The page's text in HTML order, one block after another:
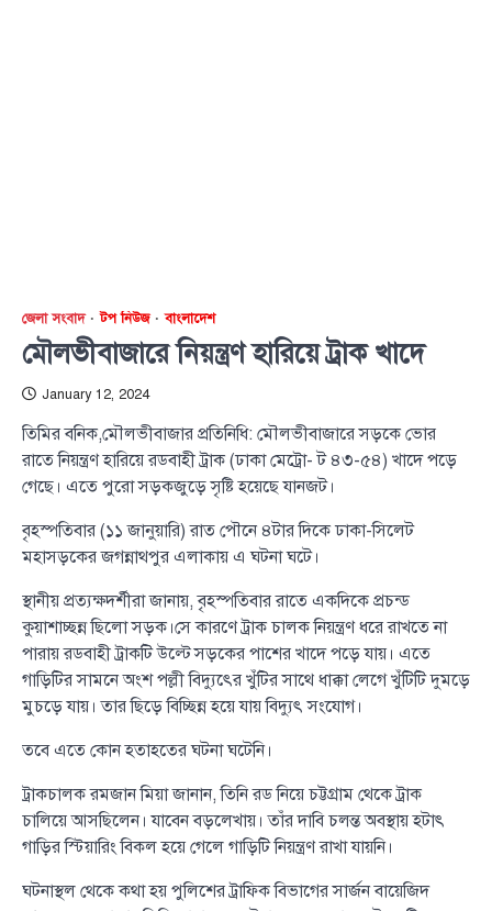
জেলা সংবাদ টপ নিউজ বাংলাদেশ
মৌলভীবাজারে নিয়ন্ত্রণ হারিয়ে ট্রাক খাদে
January 12, 2024
তিমির বনিক,মৌলভীবাজার প্রতিনিধি: মৌলভীবাজারে সড়কে ভোর
রাতে নিয়ন্ত্রণ হারিয়ে রডবাহী ট্রাক (ঢাকা মেট্রো- ট ৪৩-৫৪) খাদে পড়ে
গেছে। এতে পুরো সড়কজুড়ে সৃষ্টি হয়েছে যানজট।
বৃহস্পতিবার (১১ জানুয়ারি) রাত পৌনে ৪টার দিকে ঢাকা-সিলেট
মহাসড়কের জগন্নাথপুর এলাকায় এ ঘটনা ঘটে।
স্থানীয় প্রত্যক্ষদর্শীরা জানায়, বৃহস্পতিবার রাতে একদিকে প্রচন্ড
কুয়াশাচ্ছন্ন ছিলো সড়ক।সে কারণে ট্রাক চালক নিয়ন্ত্রণ ধরে রাখতে না
পারায় রডবাহী ট্রাকটি উল্টে সড়কের পাশের খাদে পড়ে যায়। এতে
গাড়িটির সামনে অংশ পল্লী বিদ্যুৎের খুঁটির সাথে ধাক্কা লেগে খুঁটিটি দুমড়ে
মুচড়ে যায়। তার ছিড়ে বিচ্ছিন্ন হয়ে যায় বিদ্যুৎ সংযোগ।
তবে এতে কোন হতাহতের ঘটনা ঘটেনি।
ট্রাকচালক রমজান মিয়া জানান, তিনি রড নিয়ে চট্টগ্রাম থেকে ট্রাক
চালিয়ে আসছিলেন। যাবেন বড়লেখায়। তাঁর দাবি চলন্ত অবস্থায় হটাৎ
গাড়ির স্টিয়ারিং বিকল হয়ে গেলে গাড়িটি নিয়ন্ত্রণ রাখা যায়নি।
ঘটনাস্থল থেকে কথা হয় পুলিশের ট্রাফিক বিভাগের সার্জন বায়েজিদ